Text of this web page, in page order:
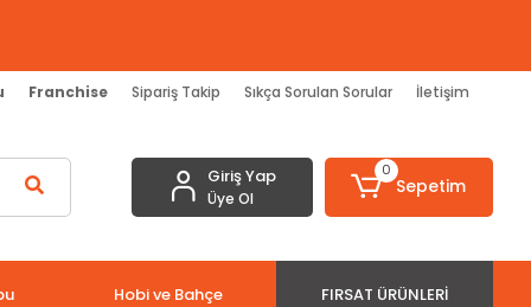
Franchise Sipariş Takip Sıkça Sorulan Sorular İletişim
Giriş Yap
Üye Ol
0
Sepetim
Hobi ve Bahçe FIRSAT ÜRÜNLERI